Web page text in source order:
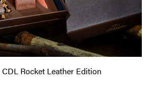
Rocket Leather Edition